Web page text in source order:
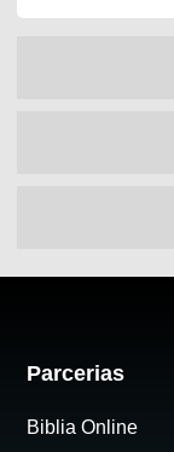
Parcerias
Biblia Online